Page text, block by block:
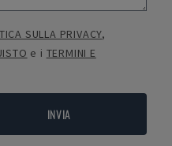
SULLA PRIVACY,
e i TERMINI E
INVIA